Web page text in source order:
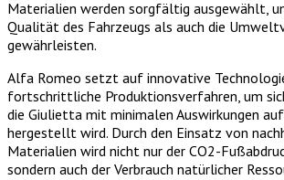
Materialien werden sorgfältig ausgewählt,
Qualität des Fahrzeugs als auch die
gewährleisten.
Alfa Romeo setzt auf innovative
fortschrittliche Produktionsverfahren, um
die Giulietta mit minimalen Auswirkungen
hergestellt wird. Durch den Einsatz von
Materialien wird nicht nur der CO2-
sondern auch der Verbrauch natürlicher